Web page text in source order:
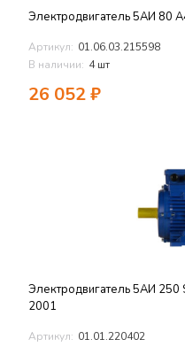
Электродвигатель 5АИ 80
Артикул: 01.06.03.215598
В наличии: 4 шт
26 052₽
Электродвигатель 5АИ 250
2001
Артикул: 01.01.220402